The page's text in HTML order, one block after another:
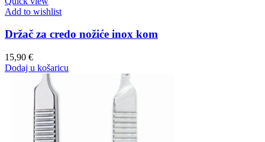
Add to wishlist
Držač za credo nožiće inox kom
15,90 €
Dodaj u košaricu